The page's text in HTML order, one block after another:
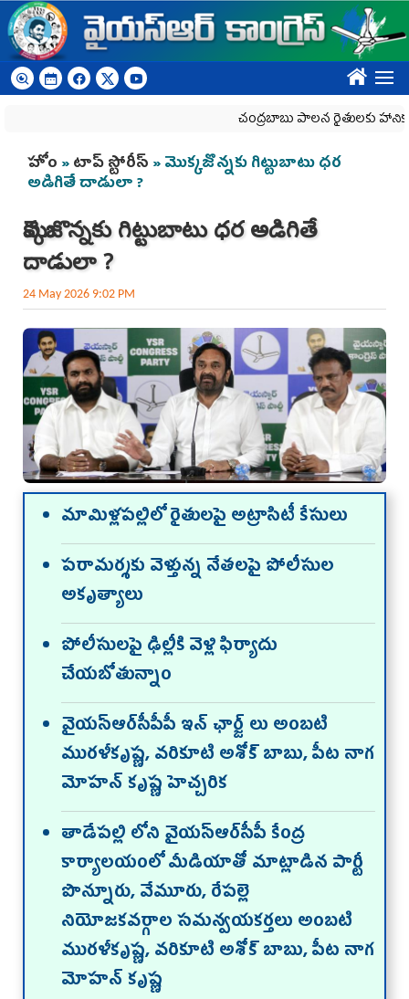
Skip to main content
????
చంద్రబాబు పాలన రైతులకు హానికరం
You are here
హోం »టాప్ స్టోరీస్ » మొక్కజొన్నకు గిట్టుబాటు ధర
అడిగితే దాడులా ?
మొక్కజొన్నకు గిట్టుబాటు ధర అడిగితే
దాడులా ?
24 May 2026 9:02 PM
మామిళ్లపల్లిలో రైతులపై అట్రాసిటీ కేసులు
పరామర్శకు వెళ్తున్న నేతలపై పోలీసుల
అకృత్యాలు
పోలీసులపై ఢిల్లీకి వెళ్లి ఫిర్యాదు
చేయబోతున్నాం
వైయస్ఆర్‌సీపీపీ ఇన్ ఛార్జ్ లు అంబటి
మురళీకృష్ణ, వరికూటి అశోక్ బాబు, పీట నాగ
మోహన్ కృష్ణ హెచ్చరిక
తాడేపల్లి లోని వైయస్ఆర్‌సీపీ కేంద్ర
కార్యాలయంలో మీడియాతో మాట్లాడిన పార్టీ
పొన్నూరు, వేమూరు, రేపల్లె
నియోజకవర్గాల సమన్వయకర్తలు అంబటి
మురళీకృష్ణ, వరికూటి అశోక్ బాబు, పీట నాగ
మోహన్ కృష్ణ